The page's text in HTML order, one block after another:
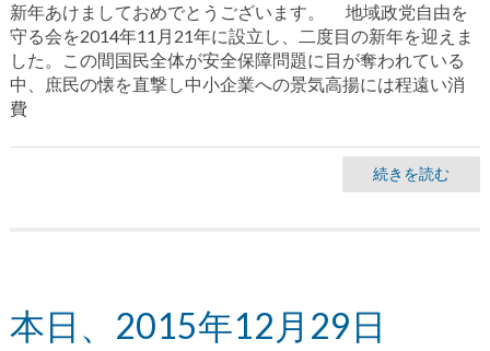
新年あけましておめでとうございます。 地域政党自由を
守る会を2014年11月21年に設立し、二度目の新年を迎えま
した。この間国民全体が安全保障問題に目が奪われている
中、庶民の懐を直撃し中小企業への景気高揚には程遠い消
費
続きを読む
本日、2015年12月29日